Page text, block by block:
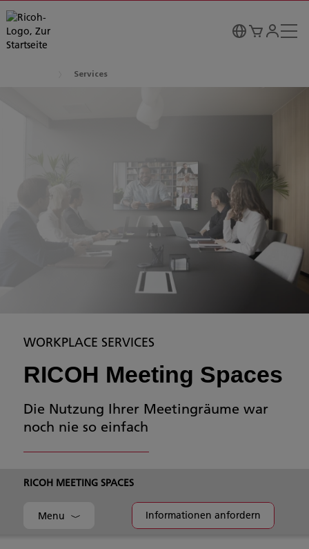
Services
WORKPLACE SERVICES
RICOH Meeting Spaces
Die Nutzung Ihrer Meetingräume war
noch nie so einfach
RICOH MEETING SPACES
Menu Informationen anfordern